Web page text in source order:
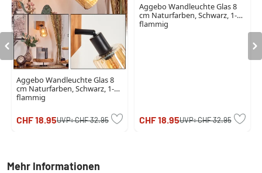
Aggebo Wandleuchte Glas 8
cm Naturfarben, Schwarz, 1-
flammig
CHF 18.95UVP:CHF 32.95
Aggebo Wandleuchte Glas 8
cm Naturfarben, Schwarz, 1-
flammig
CHF 18.95UVP:CHF 32.95
Mehr Informationen